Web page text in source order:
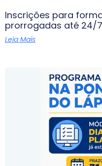
Inscrições para
prorrogadas até 24/7
Leia Mais